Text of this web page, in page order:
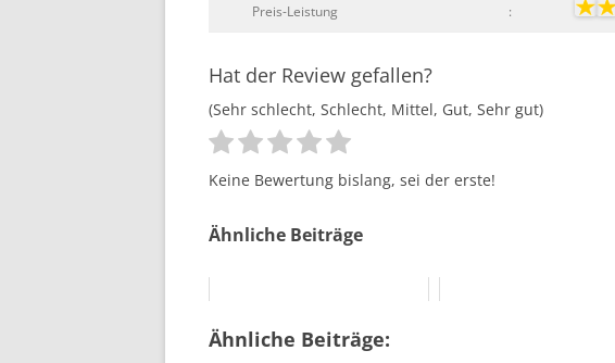
Preis-Leistung :
Hat der Review gefallen?
(Sehr schlecht, Schlecht, Mittel, Gut, Sehr gut)
Keine Bewertung bislang, sei der erste!
Ähnliche Beiträge
Ähnliche Beiträge: